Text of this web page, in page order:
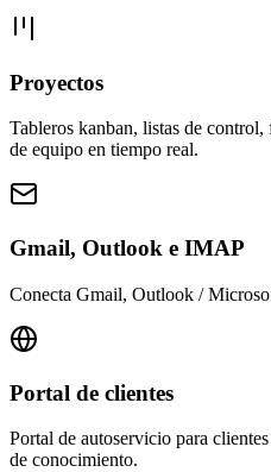
Proyectos
Tableros kanban, listas de
de equipo en tiempo real.
Gmail, Outlook e IMAP
Conecta Gmail, Outlook /
Portal de clientes
Portal de autoservicio para
de conocimiento.